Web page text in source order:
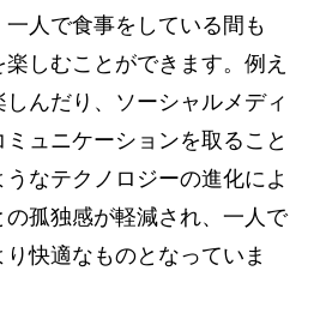
人で食事をしている間も
しむことができます。例え
んだり、ソーシャルメディ
ュニケーションを取ること
なテクノロジーの進化によ
の孤独感が軽減され、一人で
快適なものとなっていま